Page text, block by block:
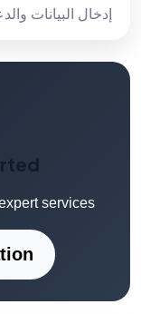
إدخال البيانات
services